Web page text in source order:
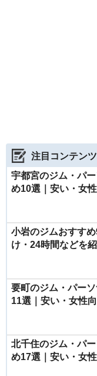
注目コンテンツ
宇都宮のジム・パ
め10選｜安い・女
小岩のジムおすす
け・24時間などを
要町のジム・パー
11選｜安い・女性
北千住のジム・パ
め17選｜安い・女